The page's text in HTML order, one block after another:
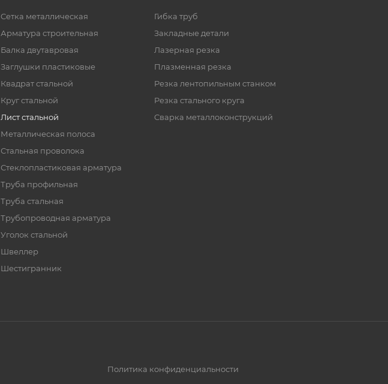
Cетка металлическая
Арматура строительная
Балка двутавровая
Заглушки пластиковые
Квадрат стальной
Круг стальной
Лист стальной
Металлическая полоса
Стальная проволока
Стеклопластиковая арматура
Труба профильная
Труба стальная
Трубопроводная арматура
Уголок стальной
Швеллер
Шестигранник
Гибка труб
Закладные детали
Лазерная резка
Плазменная резка
Резка лентопильным станком
Резка стального круга
Сварка металлоконструкций
Политика конфиденциальности